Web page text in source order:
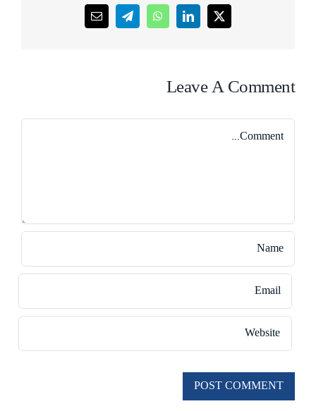
X
LinkedIn
WhatsApp
Telegram
Email
Leave A Comment